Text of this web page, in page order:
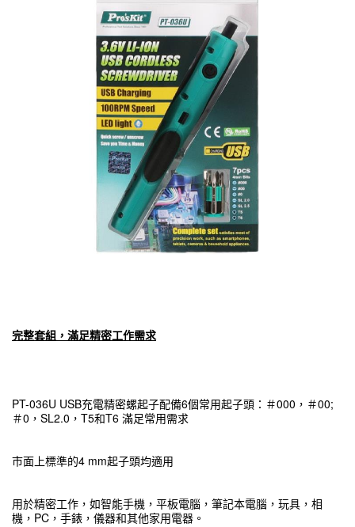
完整套組，滿足精密工作需求
PT-036U USB充電精密螺起子配備6個常用起子頭：＃000，＃00;
＃0，SL2.0，T5和T6 滿足常用需求
市面上標準的4 mm起子頭均適用
用於精密工作，如智能手機，平板電腦，筆記本電腦，玩具，相
機，PC，手錶，儀器和其他家用電器。